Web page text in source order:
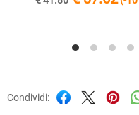
Condividi: